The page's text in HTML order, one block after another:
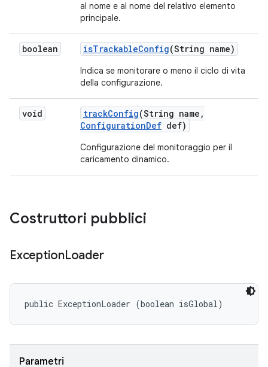
al nome e al nome del relativo elemento
principale.
boolean isTrackableConfig(String name)
Indica se monitorare o meno il ciclo di vita
della configurazione.
void trackConfig(String name ,
ConfigurationDef def)
Configurazione del monitoraggio per il
caricamento dinamico.
Costruttori pubblici
ExceptionLoader
public ExceptionLoader (boolean isGlobal)
Parametri